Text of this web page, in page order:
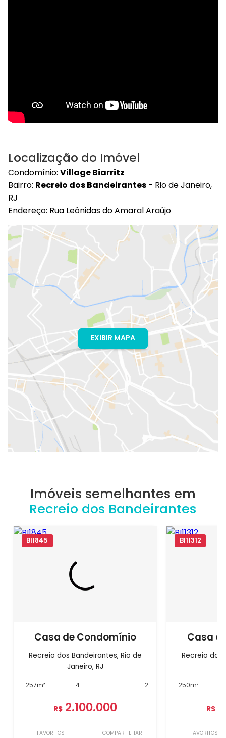
Localização do Imóvel
Condomínio: Village Biarritz
Bairro: Recreio dos Bandeirantes - Rio de Janeiro,
RJ
Endereço: Rua Leônidas do Amaral Araújo
EXIBIR MAPA
Imóveis semelhantes em
Recreio dos Bandeirantes
BI1845
Casa de Condomínio
Recreio dos Bandeirantes, Rio de
Janeiro, RJ
257m² 4 - 2
R$ 2.100.000
FAVORITOS COMPARTILHAR
BI11312
Casa
Recreio dos
250m²
R$
FAVORITOS